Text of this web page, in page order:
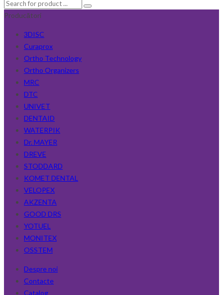
Producători
3DISC
Curaprox
Ortho Technology
Ortho Organizers
MRC
DTC
UNIVET
DENTAID
WATERPIK
Dr. MAYER
DREVE
STODDARD
KOMET DENTAL
VELOPEX
AKZENTA
GOOD DRS
YOTUEL
MONITEX
OSSTEM
Despre noi
Contacte
Catalog